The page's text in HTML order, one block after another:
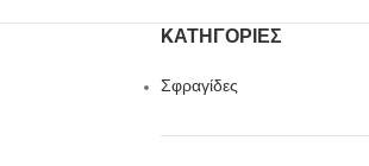
KΑΤΗΓΟΡΊΕΣ
Σφραγίδες